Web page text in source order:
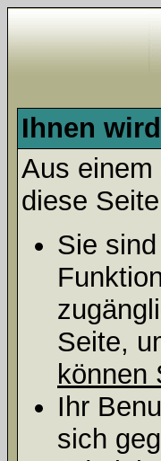
Ihnen
Aus einem
diese
Sie
Seite,
können
Ihr
sich